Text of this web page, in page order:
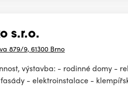
s.r.o.
879/9, 61300 Brno
výstavba: - rodinné domy -
- elektroinstalace -